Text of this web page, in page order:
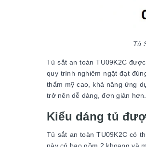
Tủ
Tủ sắt an toàn TU09K2C
quy trình nghiêm ngặt đạt
thẩm mỹ cao, khả năng ứng
trở nên dễ dàng, đơn giản hơn.
Kiểu dáng tủ
Tủ sắt an toàn TU09K2C có